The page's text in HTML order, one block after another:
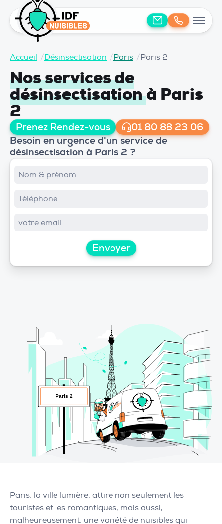
Accueil /Désinsectisation /Paris /Paris 2
Nos services de
désinsectisationà Paris
2
Prenez Rendez-vous 01 80 88 23 06
Besoin en urgence d'un service de
désinsectisation à Paris 2 ?
Envoyer
Paris, la ville lumière, attire non seulement les
touristes et les romantiques, mais aussi,
malheureusement, une variété de nuisibles qui